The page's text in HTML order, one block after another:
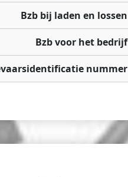
Bzb bij laden en lossen
Bzb voor het bedrijf
nummer